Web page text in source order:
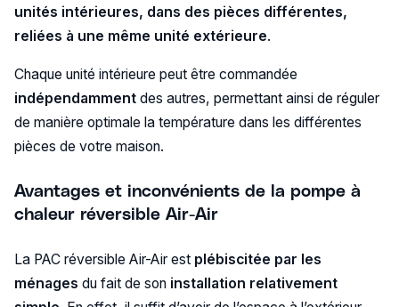
unités intérieures, dans des pièces différentes,
reliées à une même unité extérieure.
Chaque unité intérieure peut être commandée
indépendammentdes autres, permettant ainsi de réguler
de manière optimale la température dans les différentes
pièces de votre maison.
Avantages et inconvénients de la pompe à
chaleur réversible Air-Air
La PAC réversible Air-Air est plébiscitée par les
ménages du fait de son installation relativement